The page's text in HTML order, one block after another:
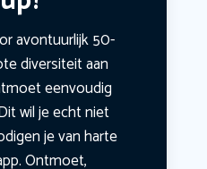
avontuurlijk 50-
diversiteit aan
eenvoudig
wil je echt niet
je van harte
Ontmoet,